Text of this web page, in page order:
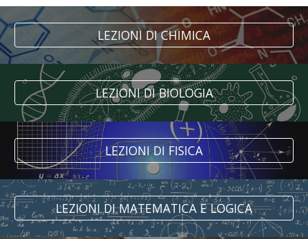
LEZIONI DI CHIMICA
LEZIONI DI BIOLOGIA
LEZIONI DI FISICA
LEZIONI DI MATEMATICA E LOGICA